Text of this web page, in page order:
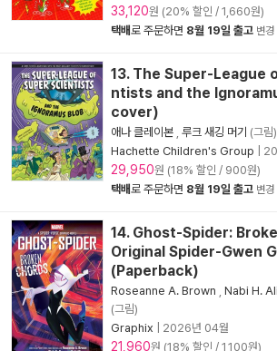
33,120원 (20% 할인 / 1,660원)
택배로 주문하면 8월 19일 출고 변경
13. The Super-League
ntists and the
cover)
애나 클레이본 루크 새깅 머기 (그림)
Hachette Children's Group
29,950원 (18% 할인 / 900원)
택배로 주문하면 8월 19일 출고 변경
14. Ghost-Spider:
Original Spider-Gwen
(Paperback)
Roseanne A. Brown Nabi H. Ali
(그림)
Graphix
2026년 04월
21,960원 (18% 할인 / 1,100원)